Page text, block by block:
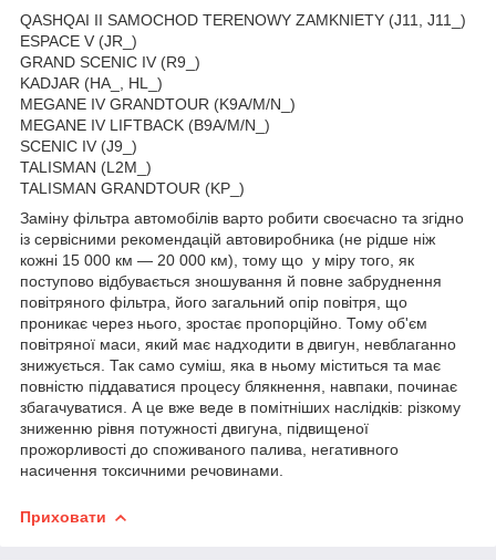
QASHQAI II SAMOCHOD TERENOWY ZAMKNIETY (J11, J11_)
ESPACE V (JR_)
GRAND SCENIC IV (R9_)
KADJAR (HA_, HL_)
MEGANE IV GRANDTOUR (K9A/M/N_)
MEGANE IV LIFTBACK (B9A/M/N_)
SCENIC IV (J9_)
TALISMAN (L2M_)
TALISMAN GRANDTOUR (KP_)
Заміну фільтра автомобілів варто робити своєчасно та згідно
із сервісними рекомендацій автовиробника (не рідше ніж
кожні 15 000 км — 20 000 км), тому що у міру того, як
поступово відбувається зношування й повне забруднення
повітряного фільтра, його загальний опір повітря, що
проникає через нього, зростає пропорційно. Тому об'єм
повітряної маси, який має надходити в двигун, невблаганно
знижується. Так само суміш, яка в ньому міститься та має
повністю піддаватися процесу блякнення, навпаки, починає
збагачуватися. А це вже веде в помітніших наслідків: різкому
зниженню рівня потужності двигуна, підвищеної
прожорливості до споживаного палива, негативного
насичення токсичними речовинами.
Приховати